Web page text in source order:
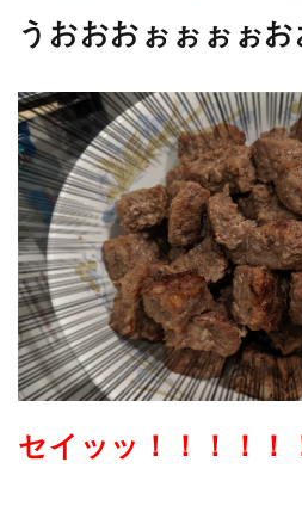
うおおおぉぉぉぉお
セイッッ！！！！！